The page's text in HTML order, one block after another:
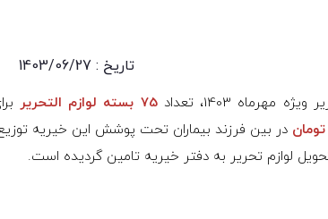
تاریخ : 1403/06/27
1403، تعداد 75 بسته لوازم التحریر
در بین فرزند بیماران تحت پوشش این خیریه
لوازم تحریر به دفتر خیریه تامین گردیده است.